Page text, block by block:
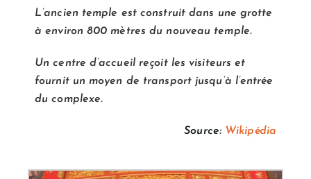
L’ancien temple est construit dans une grotte
à environ 800 mètres du nouveau temple.
Un centre d’accueil reçoit les visiteurs et
fournit un moyen de transport jusqu’à l’entrée
du complexe.
Source: Wikipédia